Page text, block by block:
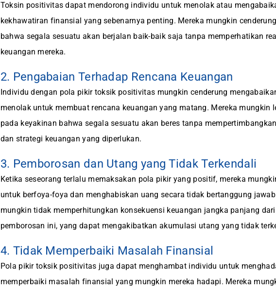
Toksin positivitas dapat mendorong individu untuk menolak atau
kekhawatiran finansial yang sebenarnya penting. Mereka mungkin
bahwa segala sesuatu akan berjalan baik-baik saja tanpa memperhatikan
keuangan mereka.
2. Pengabaian Terhadap Rencana Keuangan
Individu dengan pola pikir toksik positivitas mungkin cenderung
menolak untuk membuat rencana keuangan yang matang. Mereka mungkin
pada keyakinan bahwa segala sesuatu akan beres tanpa
dan strategi keuangan yang diperlukan.
3. Pemborosan dan Utang yang Tidak Terkendali
Ketika seseorang terlalu memaksakan pola pikir yang positif, mereka
untuk berfoya-foya dan menghabiskan uang secara tidak bertanggung
mungkin tidak memperhitungkan konsekuensi keuangan jangka panjang
pemborosan ini, yang dapat mengakibatkan akumulasi utang yang tidak
4. Tidak Memperbaiki Masalah Finansial
Pola pikir toksik positivitas juga dapat menghambat individu untuk
memperbaiki masalah finansial yang mungkin mereka hadapi. Mereka